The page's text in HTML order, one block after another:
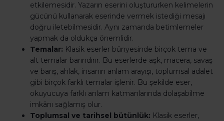
etkilemesidir. Yazarın eserini oluştururken kelimelerin
gücünü kullanarak eserinde vermek istediği mesajı
doğru iletebilmesidir. Aynı zamanda betimlemeler
yapmak da oldukça önemlidir.
Temalar: Klasik eserler bünyesinde birçok tema ve
alt temalar barındırır. Bu eserlerde aşk, macera, savaş
ve barış, ahlak, insanın anlam arayışı, toplumsal adalet
gibi birçok farklı temalar işlenir. Bu şekilde eser,
okuyucuya farklı anlam katmanlarında dolaşabilme
imkânı sağlamış olur.
Toplumsal ve tarihsel bütünlük: Klasik eserler,